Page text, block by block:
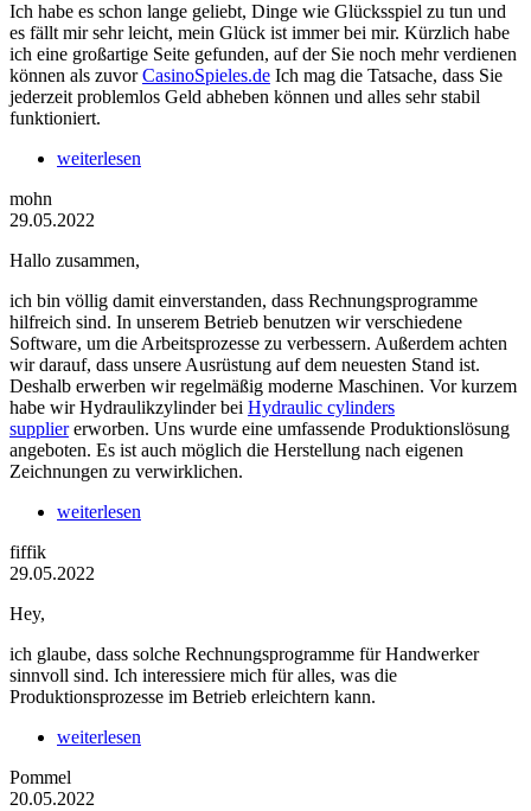
Ich habe es schon lange geliebt, Dinge wie Glücksspiel zu tun und
es fällt mir sehr leicht, mein Glück ist immer bei mir. Kürzlich habe
ich eine großartige Seite gefunden, auf der Sie noch mehr verdienen
können als zuvorCasinoSpieles.de Ich mag die Tatsache, dass Sie
jederzeit problemlos Geld abheben können und alles sehr stabil
funktioniert.
weiterlesen
mohn
29.05.2022
Hallo zusammen,
ich bin völlig damit einverstanden, dass Rechnungsprogramme
hilfreich sind. In unserem Betrieb benutzen wir verschiedene
Software, um die Arbeitsprozesse zu verbessern. Außerdem achten
wir darauf, dass unsere Ausrüstung auf dem neuesten Stand ist.
Deshalb erwerben wir regelmäßig moderne Maschinen. Vor kurzem
habe wir Hydraulikzylinder bei Hydraulic cylinders
suppliererworben. Uns wurde eine umfassende Produktionslösung
angeboten. Es ist auch möglich die Herstellung nach eigenen
Zeichnungen zu verwirklichen.
weiterlesen
fiffik
29.05.2022
Hey,
ich glaube, dass solche Rechnungsprogramme für Handwerker
sinnvoll sind. Ich interessiere mich für alles, was die
Produktionsprozesse im Betrieb erleichtern kann.
weiterlesen
Pommel
20.05.2022